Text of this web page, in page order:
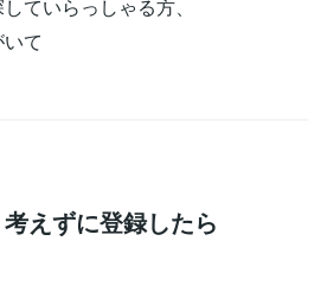
ていらっしゃる方、
て
えずに登録したら